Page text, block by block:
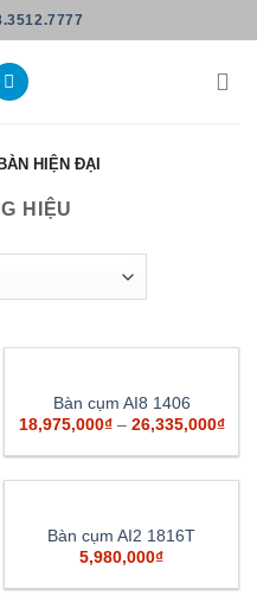
BÀN HIỆN ĐẠI
HIỆU
Bàn cụm AI8 1406
18,975,000₫– 26,335,000₫
Bàn cụm AI2 1816T
5,980,000₫